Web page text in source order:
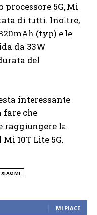
MI PIACE
5G, Mi
di tutti. Inoltre,
(typ) e le
da 33W
del
interessante
fare che
raggiungere la
10T Lite 5G.
XIAOMI